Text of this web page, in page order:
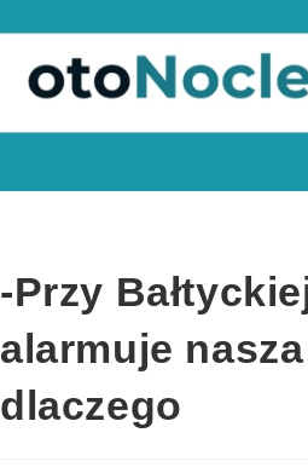
-Przy
alarmuje
dlaczego